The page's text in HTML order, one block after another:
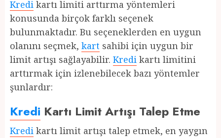
Kredi kartı limiti arttırma yöntemleri
konusunda birçok farklı seçenek
bulunmaktadır. Bu seçeneklerden en uygun
olanını seçmek, kart sahibi için uygun bir
limit artışı sağlayabilir. Kredi kartı limitini
arttırmak için izlenebilecek bazı yöntemler
şunlardır:
Kredi Kartı Limit Artışı Talep Etme
Kredi kartı limit artışı talep etmek, en yaygın